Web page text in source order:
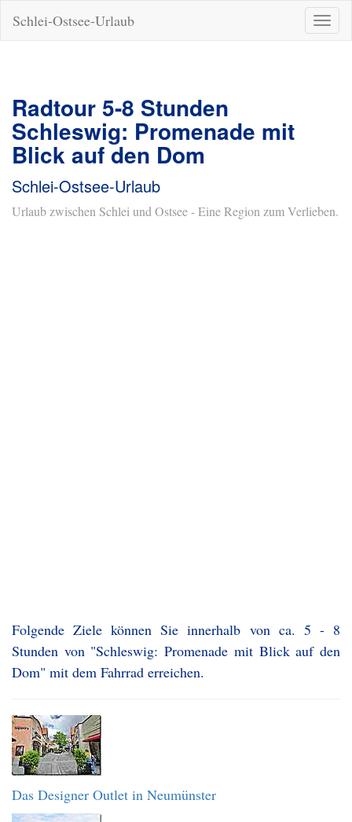
ein-/
Schlei-Ostsee-Urlaub
Radtour 5-8 Stunden
Schleswig: Promenade mit
Blick auf den Dom
Schlei-Ostsee-Urlaub
Urlaub zwischen Schlei und Ostsee - Eine Region zum Verlieben.
Folgende Ziele können Sie innerhalb von ca. 5 - 8
Stunden von "Schleswig: Promenade mit Blick auf den
Dom" mit dem Fahrrad erreichen.
Das Designer Outlet in Neumünster